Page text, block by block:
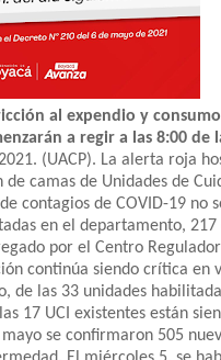
al expendio y
a regir a las 8:00 de
2021. (UACP). La alerta roja
de camas de Unidades de
contagios de COVID-19 no
en el departamento,
por el Centro
continúa siendo crítica en
de las 33 unidades
17 UCI existentes están
se confirmaron 505